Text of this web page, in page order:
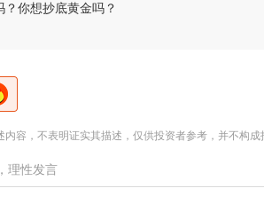
？你想抄底黄金吗？
内容，不表明证实其描述，仅供投资者参考，并不构
理性发言